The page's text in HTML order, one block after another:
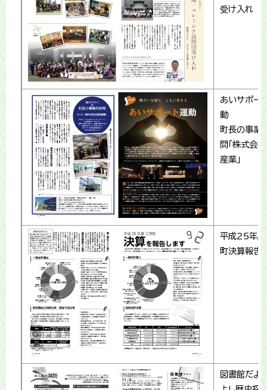
受け入れ
あいサポー
動
町長の事業
問「株式会
産業」
平成25年度
町決算報告
図書館だよ